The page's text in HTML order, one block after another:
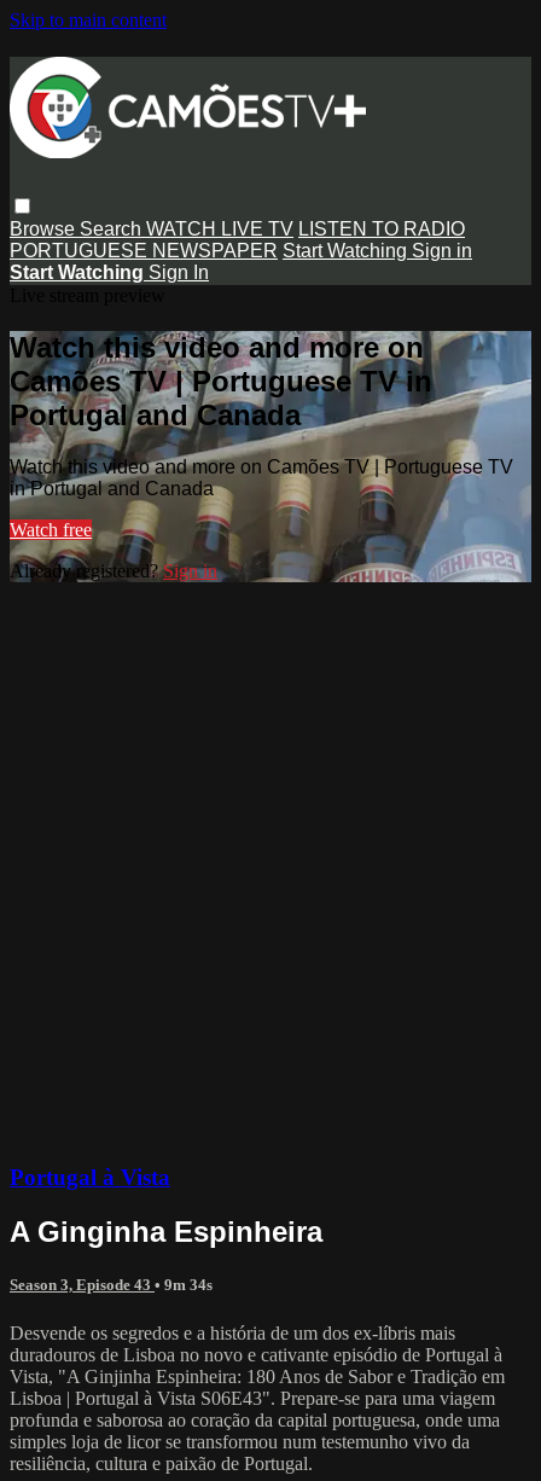
Skip to main content
Browse Search WATCH LIVE TV LISTEN TO RADIO
PORTUGUESE NEWSPAPER Start Watching Sign in
Start Watching Sign In
Watch this video and more on
Camões TV | Portuguese TV in
Portugal and Canada
Watch this video and more on Camões TV | Portuguese TV
in Portugal and Canada
Watch free
Already registered?Sign in
Portugal à Vista
A Ginginha Espinheira
Season 3, Episode 43 • 9m 34s
Desvende os segredos e a história de um dos ex-líbris mais
duradouros de Lisboa no novo e cativante episódio de Portugal à
Vista, "A Ginjinha Espinheira: 180 Anos de Sabor e Tradição em
Lisboa | Portugal à Vista S06E43". Prepare-se para uma viagem
profunda e saborosa ao coração da capital portuguesa, onde uma
simples loja de licor se transformou num testemunho vivo da
resiliência, cultura e paixão de Portugal.